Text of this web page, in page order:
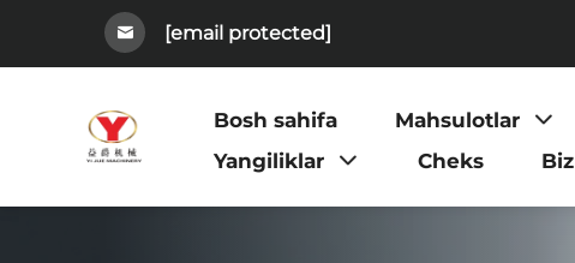
[email protected]
Bosh sahifa Mahsulotlar
Yangiliklar
Cheks